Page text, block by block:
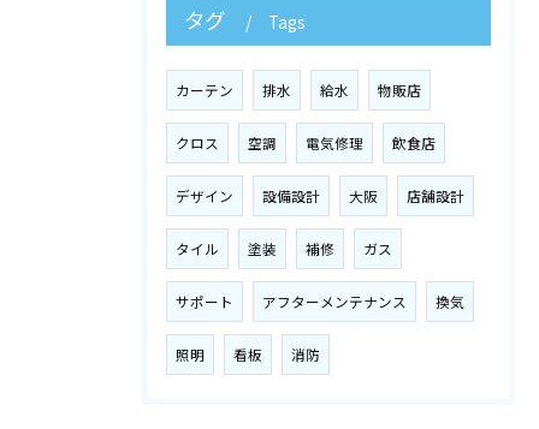
タグ Tags
カーテン 排水 給水 物販店
クロス 空調 電気修理 飲食店
デザイン 設備設計 大阪 店舗設計
タイル 塗装 補修 ガス
サポート アフターメンテナンス 換気
照明 看板 消防